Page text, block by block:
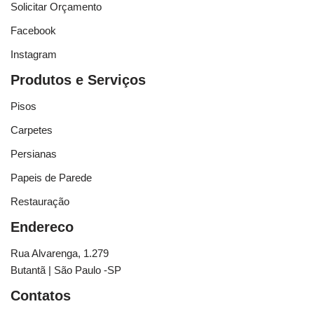
Solicitar Orçamento
Facebook
Instagram
Produtos e Serviços
Pisos
Carpetes
Persianas
Papeis de Parede
Restauração
Endereco
Rua Alvarenga, 1.279
Butantã | São Paulo -SP
Contatos